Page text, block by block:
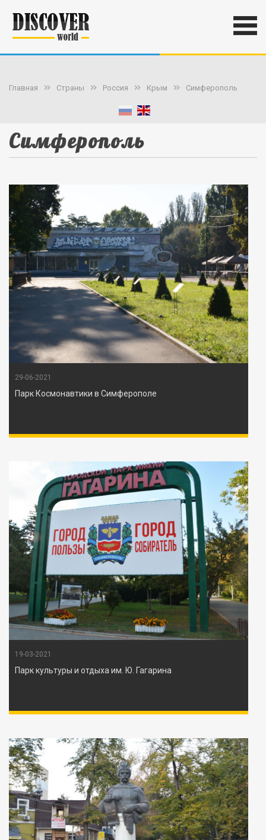
Главная Страны Россия Крым Симферополь
Симферополь
29-06-2021
Парк Космонавтики в Симферополе
19-03-2021
Парк культуры и отдыха им. Ю. Гагарина